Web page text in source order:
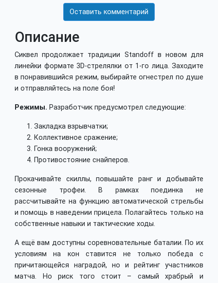
Оставить комментарий
Описание
Сиквел продолжает традиции Standoff в новом для
линейки формате 3D-стрелялки от 1-го лица. Заходите
в понравившийся режим, выбирайте огнестрел по душе
и отправляйтесь на поле боя!
Режимы. Разработчик предусмотрел следующие:
Закладка взрывчатки;
Коллективное сражение;
Гонка вооружений;
Противостояние снайперов.
Прокачивайте скиллы, повышайте ранг и добывайте
сезонные трофеи. В рамках поединка не
рассчитывайте на функцию автоматической стрельбы
и помощь в наведении прицела. Полагайтесь только на
собственные навыки и тактические ходы.
А ещё вам доступны соревновательные баталии. По их
условиям на кон ставится не только победа с
причитающейся наградой, но и рейтинг участников
матча. Но риск того стоит – самый храбрый и